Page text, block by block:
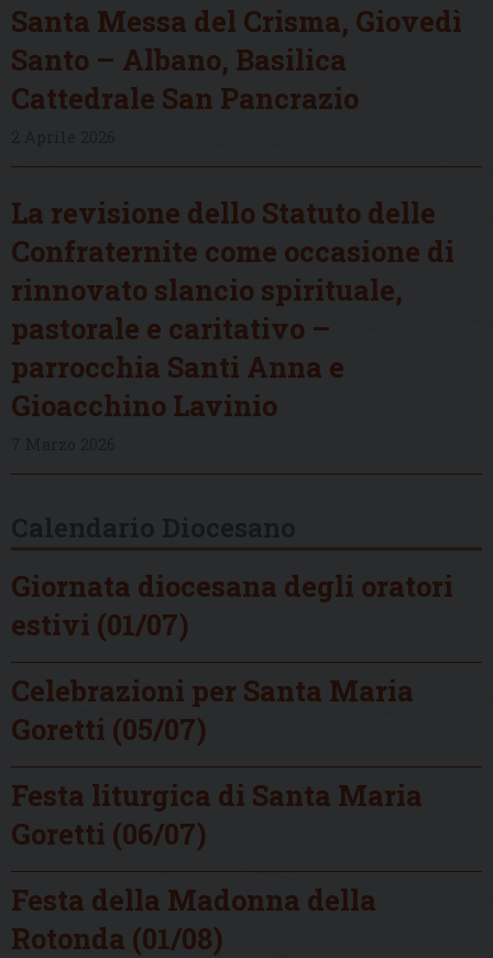
Santa Messa del Crisma, Giovedì
Santo – Albano, Basilica
Cattedrale San Pancrazio
La revisione dello Statuto delle
Confraternite come occasione di
rinnovato slancio spirituale,
pastorale e caritativo –
parrocchia Santi Anna e
Gioacchino Lavinio
Giornata diocesana degli oratori
estivi (01/07)
Celebrazioni per Santa Maria
Goretti (05/07)
Festa liturgica di Santa Maria
Goretti (06/07)
Festa della Madonna della
Rotonda (01/08)